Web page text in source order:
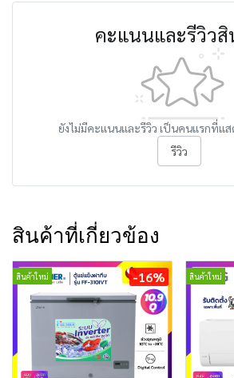
คะแนนและรีวิวสิ
ยังไม่มีคะแนนและรีวิว เป็นคนแรกที่แ
รีวิว
สินค้าที่เกี่ยวข้อง
สินค้าใหม่ -16% สินค้าใหม่